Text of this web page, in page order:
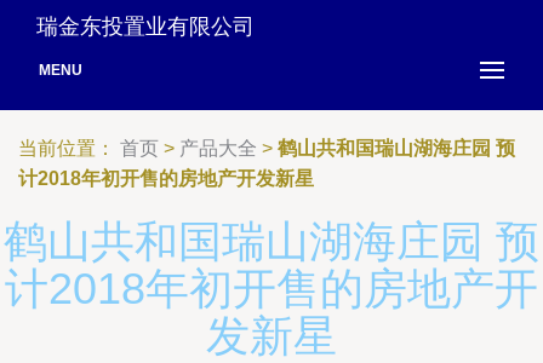
瑞金东投置业有限公司
MENU
当前位置： 首页 > 产品大全 > 鹤山共和国瑞山湖海庄园 预
计2018年初开售的房地产开发新星
鹤山共和国瑞山湖海庄园 预
计2018年初开售的房地产开
发新星